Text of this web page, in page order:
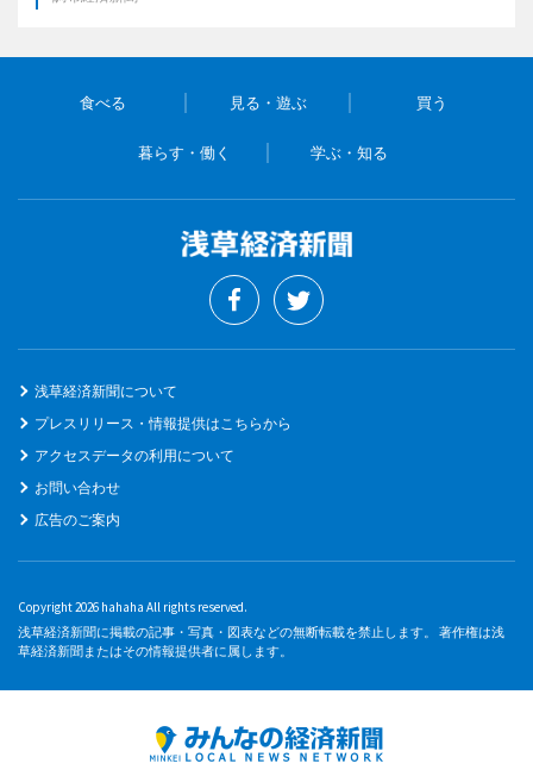
食べる 見る・遊ぶ 買う
暮らす・働く 学ぶ・知る
浅草経済新聞について
プレスリリース・情報提供はこちらから
アクセスデータの利用について
お問い合わせ
広告のご案内
Copyright 2026 hahaha All rights reserved.
浅草経済新聞に掲載の記事・写真・図表などの無断転載を禁止します。 著作権は浅
草経済新聞またはその情報提供者に属します。